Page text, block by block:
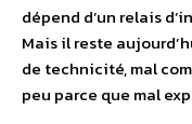
dépend d’un relais
Mais il reste
de technicité, mal
peu parce que mal